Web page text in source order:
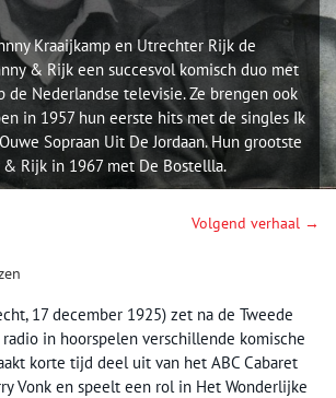
Kraaijkamp en Utrechter Rijk de
& Rijk een succesvol komisch duo met
de Nederlandse televisie. Ze brengen ook
in 1957 hun eerste hits met de singles Ik
Sopraan Uit De Jordaan. Hun grootste
& Rijk in 1967 met De Bostellla.
Volgend verhaal →
17 december 1925) zet na de Tweede
in hoorspelen verschillende komische
korte tijd deel uit van het ABC Cabaret
Vonk en speelt een rol in Het Wonderlijke